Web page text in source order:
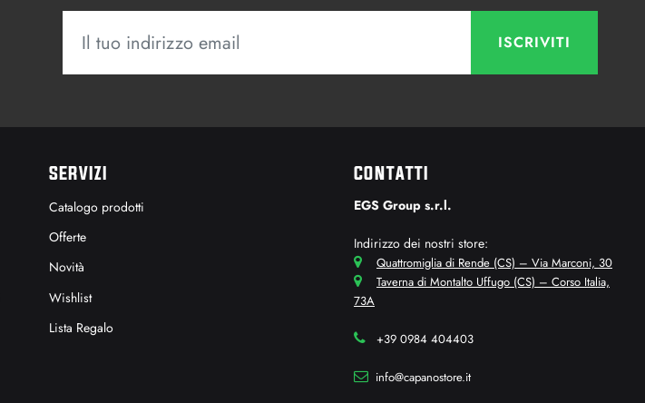
SERVIZI
Catalogo prodotti
Offerte
Novità
Wishlist
Lista Regalo
CONTATTI
EGS Group s.r.l.
Indirizzo dei nostri store:
Quattromiglia di Rende (CS) – Via Marconi, 30
Taverna di Montalto Uffugo (CS) – Corso Italia,
73A
+39 0984 404403
info@capanostore.it